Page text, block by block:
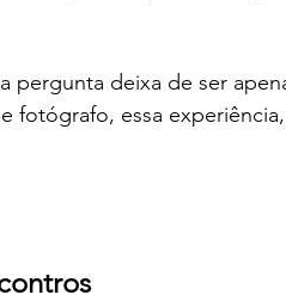
pergunta deixa de ser
fotógrafo, essa